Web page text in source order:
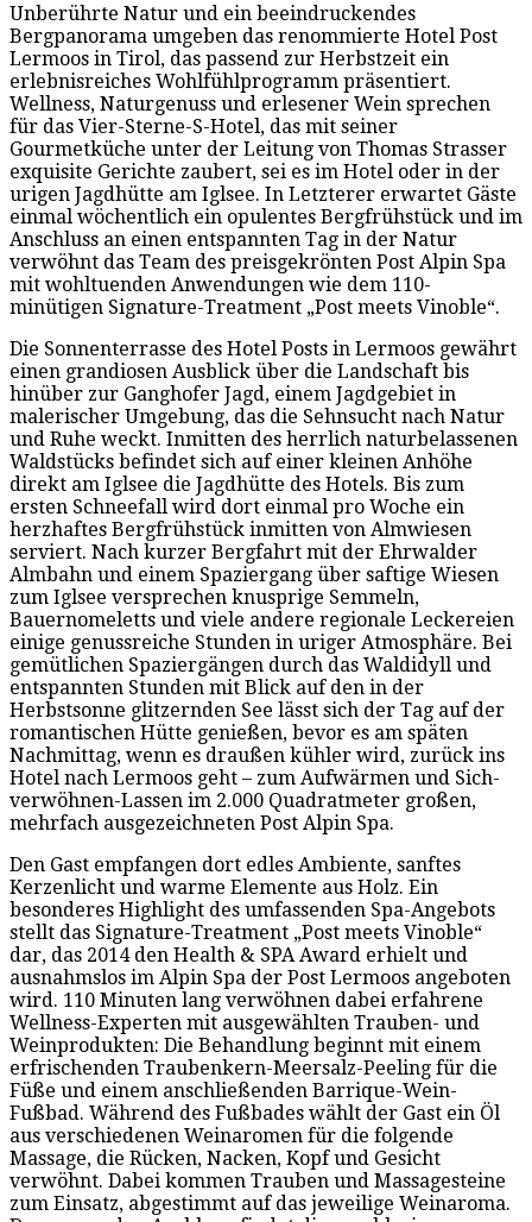
Unberührte Natur und ein beeindruckendes
Bergpanorama umgeben das renommierte Hotel Post
Lermoos in Tirol, das passend zur Herbstzeit ein
erlebnisreiches Wohlfühlprogramm präsentiert.
Wellness, Naturgenuss und erlesener Wein sprechen
für das Vier-Sterne-S-Hotel, das mit seiner
Gourmetküche unter der Leitung von Thomas Strasser
exquisite Gerichte zaubert, sei es im Hotel oder in der
urigen Jagdhütte am Iglsee. In Letzterer erwartet Gäste
einmal wöchentlich ein opulentes Bergfrühstück und im
Anschluss an einen entspannten Tag in der Natur
verwöhnt das Team des preisgekrönten Post Alpin Spa
mit wohltuenden Anwendungen wie dem 110-
minütigen Signature-Treatment „Post meets Vinoble“.
Die Sonnenterrasse des Hotel Posts in Lermoos gewährt
einen grandiosen Ausblick über die Landschaft bis
hinüber zur Ganghofer Jagd, einem Jagdgebiet in
malerischer Umgebung, das die Sehnsucht nach Natur
und Ruhe weckt. Inmitten des herrlich naturbelassenen
Waldstücks befindet sich auf einer kleinen Anhöhe
direkt am Iglsee die Jagdhütte des Hotels. Bis zum
ersten Schneefall wird dort einmal pro Woche ein
herzhaftes Bergfrühstück inmitten von Almwiesen
serviert. Nach kurzer Bergfahrt mit der Ehrwalder
Almbahn und einem Spaziergang über saftige Wiesen
zum Iglsee versprechen knusprige Semmeln,
Bauernomeletts und viele andere regionale Leckereien
einige genussreiche Stunden in uriger Atmosphäre. Bei
gemütlichen Spaziergängen durch das Waldidyll und
entspannten Stunden mit Blick auf den in der
Herbstsonne glitzernden See lässt sich der Tag auf der
romantischen Hütte genießen, bevor es am späten
Nachmittag, wenn es draußen kühler wird, zurück ins
Hotel nach Lermoos geht – zum Aufwärmen und Sich-
verwöhnen-Lassen im 2.000 Quadratmeter großen,
mehrfach ausgezeichneten Post Alpin Spa.
Den Gast empfangen dort edles Ambiente, sanftes
Kerzenlicht und warme Elemente aus Holz. Ein
besonderes Highlight des umfassenden Spa-Angebots
stellt das Signature-Treatment „Post meets Vinoble“
dar, das 2014 den Health & SPA Award erhielt und
ausnahmslos im Alpin Spa der Post Lermoos angeboten
wird. 110 Minuten lang verwöhnen dabei erfahrene
Wellness-Experten mit ausgewählten Trauben- und
Weinprodukten: Die Behandlung beginnt mit einem
erfrischenden Traubenkern-Meersalz-Peeling für die
Füße und einem anschließenden Barrique-Wein-
Fußbad. Während des Fußbades wählt der Gast ein Öl
aus verschiedenen Weinaromen für die folgende
Massage, die Rücken, Nacken, Kopf und Gesicht
verwöhnt. Dabei kommen Trauben und Massagesteine
zum Einsatz, abgestimmt auf das jeweilige Weinaroma.